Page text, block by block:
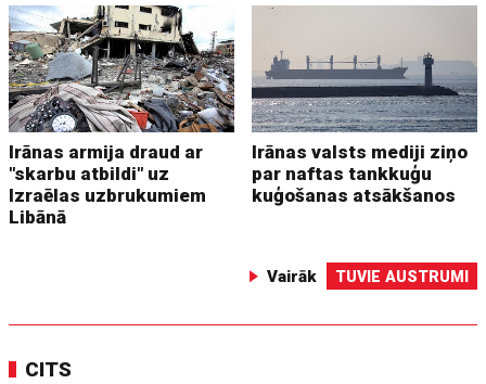
Irānas armija draud ar
"skarbu atbildi" uz
Izraēlas uzbrukumiem
Libānā
Irānas valsts mediji ziņo
par naftas tankkuģu
kuģošanas atsākšanos
Vairāk TUVIE AUSTRUMI
CITS